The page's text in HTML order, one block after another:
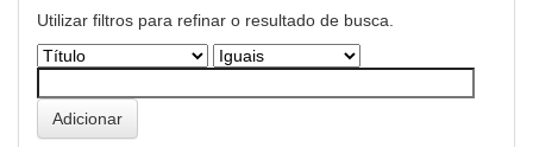
Utilizar filtros para refinar o resultado de busca.